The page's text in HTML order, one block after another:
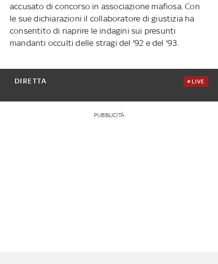
accusato di concorso in associazione mafiosa. Con
le sue dichiarazioni il collaboratore di giustizia ha
consentito di riaprire le indagini sui presunti
mandanti occulti delle stragi del '92 e del '93.
DIRETTA LIVE
PUBBLICITÀ